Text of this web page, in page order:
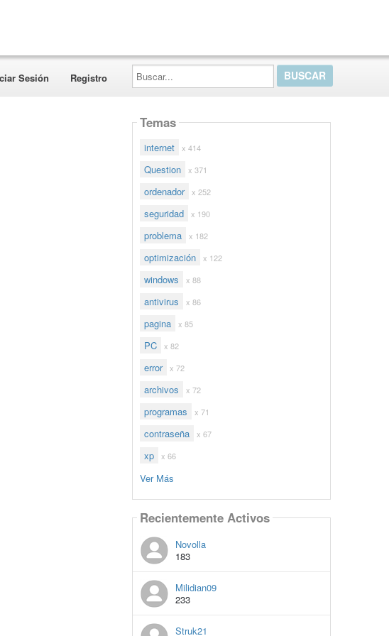
Sesión Registro
Buscar...
Temas
internet x 414
Question x 371
ordenador x 252
seguridad x 190
problema x 182
optimización x 122
windows x 88
antivirus x 86
pagina x 85
PC x 82
error x 72
archivos x 72
programas x 71
contraseña x 67
xp x 66
Ver Más
Recientemente Activos
Novolla
183
Milidian09
233
Struk21